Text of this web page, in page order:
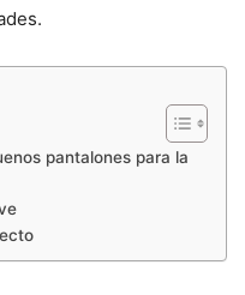
pantalones para la